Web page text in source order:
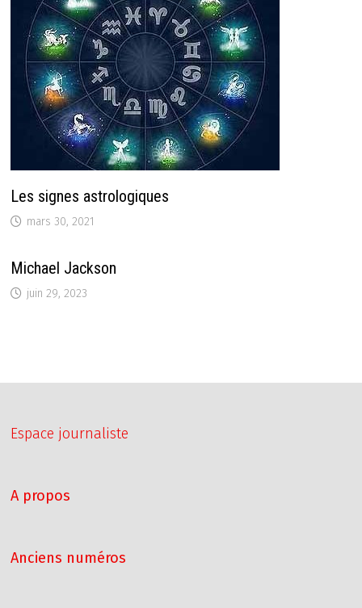
Les signes astrologiques
mars 30, 2021
Michael Jackson
juin 29, 2023
Espace journaliste
A propos
Anciens numéros